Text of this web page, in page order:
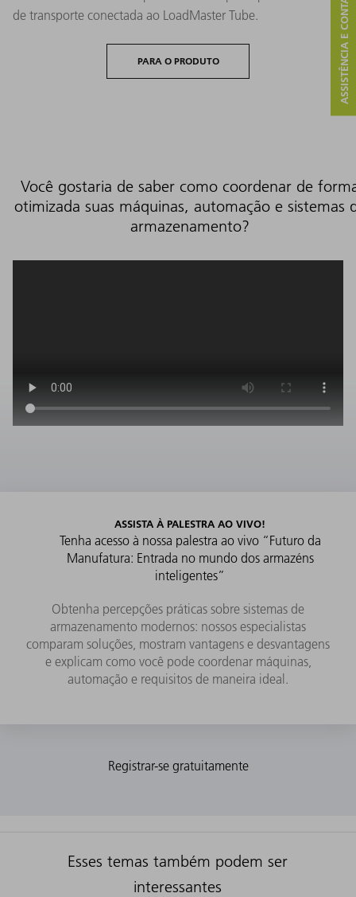
de transporte conectada ao LoadMaster Tube.
PARA O PRODUTO
ASSISTA À PALESTRA AO VIVO!
Tenha acesso à nossa palestra ao vivo “Futuro da
Manufatura: Entrada no mundo dos armazéns
inteligentes”
Obtenha percepções práticas sobre sistemas de
armazenamento modernos: nossos especialistas
comparam soluções, mostram vantagens e desvantagens
e explicam como você pode coordenar máquinas,
automação e requisitos de maneira ideal.
Você gostaria de saber como coordenar de
otimizada suas máquinas, automação e sistemas
armazenamento?
Esses temas também podem ser
interessantes
ASSISTÊNCIA E CONTATO